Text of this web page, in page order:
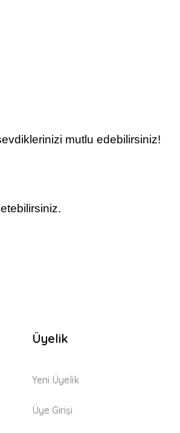
mutlu edebilirsiniz!
Üyelik
Yeni Üyelik
Üye Girişi